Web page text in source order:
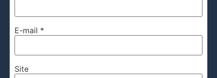
E-mail *
Site